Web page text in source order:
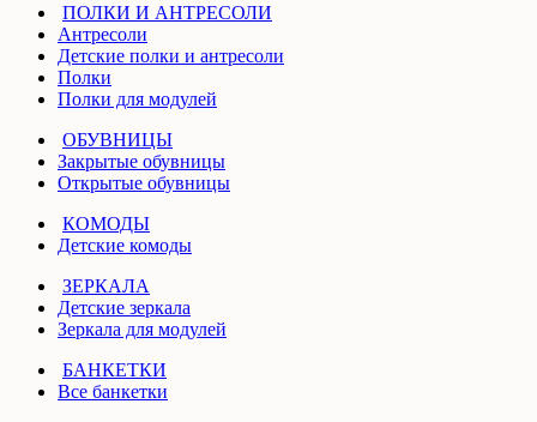
ПОЛКИ И АНТРЕСОЛИ
Антресоли
Детские полки и антресоли
Полки
Полки для модулей
ОБУВНИЦЫ
Закрытые обувницы
Открытые обувницы
КОМОДЫ
Детские комоды
ЗЕРКАЛА
Детские зеркала
Зеркала для модулей
БАНКЕТКИ
Все банкетки